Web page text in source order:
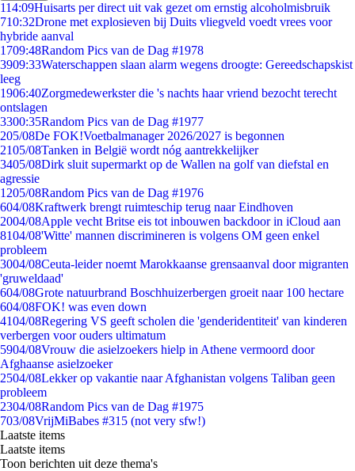
114:09Huisarts per direct uit vak gezet om ernstig alcoholmisbruik
710:32Drone met explosieven bij Duits vliegveld voedt vrees voor
hybride aanval
1709:48Random Pics van de Dag #1978
3909:33Waterschappen slaan alarm wegens droogte: Gereedschapskist
leeg
1906:40Zorgmedewerkster die 's nachts haar vriend bezocht terecht
ontslagen
3300:35Random Pics van de Dag #1977
205/08De FOK!Voetbalmanager 2026/2027 is begonnen
2105/08Tanken in België wordt nóg aantrekkelijker
3405/08Dirk sluit supermarkt op de Wallen na golf van diefstal en
agressie
1205/08Random Pics van de Dag #1976
604/08Kraftwerk brengt ruimteschip terug naar Eindhoven
2004/08Apple vecht Britse eis tot inbouwen backdoor in iCloud aan
8104/08'Witte' mannen discrimineren is volgens OM geen enkel
probleem
3004/08Ceuta-leider noemt Marokkaanse grensaanval door migranten
'gruweldaad'
604/08Grote natuurbrand Boschhuizerbergen groeit naar 100 hectare
604/08FOK! was even down
4104/08Regering VS geeft scholen die 'genderidentiteit' van kinderen
verbergen voor ouders ultimatum
5904/08Vrouw die asielzoekers hielp in Athene vermoord door
Afghaanse asielzoeker
2504/08Lekker op vakantie naar Afghanistan volgens Taliban geen
probleem
2304/08Random Pics van de Dag #1975
703/08VrijMiBabes #315 (not very sfw!)
Laatste items
Laatste items
Toon berichten uit deze thema's